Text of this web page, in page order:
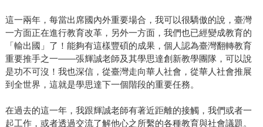
這一兩年，每當出席國內外重要場合，我可以很驕傲的說，臺灣
一方面正在進行教育改革，另外一方面，我們也已經變成教育的
「輸出國」了！能夠有這樣豐碩的成果，個人認為臺灣翻轉教育
重要推手之一——張輝誠老師及其學思達創新教學團隊，可以說
是功不可沒！我也深信，從臺灣走向華人社會，從華人社會推展
到全世界，這就是學思達下一個階段的重要任務。
在過去的這一年，我跟輝誠老師有著近距離的接觸，我們或者一
起工作，或者透過交流了解他心之所繫的各種教育與社會議題。